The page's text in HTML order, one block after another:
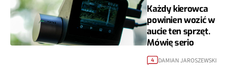
Każdy kierowca
powinien wozić w
aucie ten sprzęt.
Mówię serio
4 DAMIAN JAROSZEWSKI